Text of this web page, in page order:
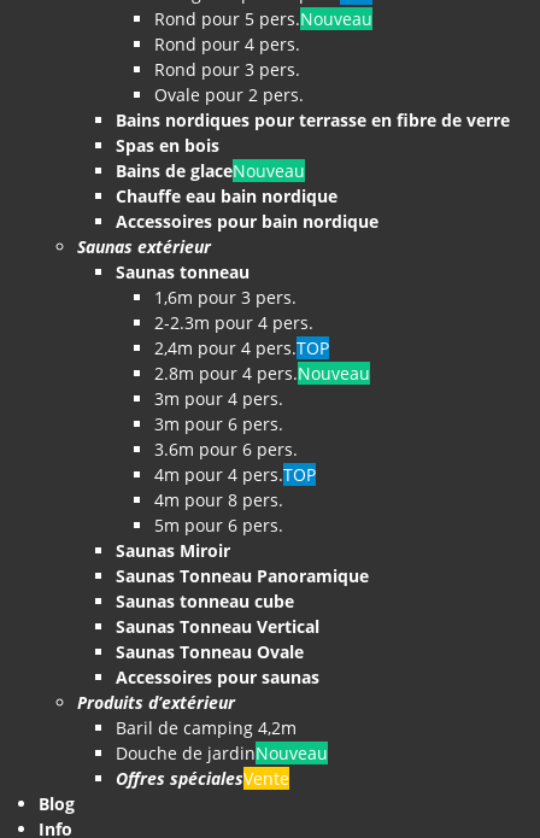
Rond pour 5 pers.Nouveau
Rond pour 4 pers.
Rond pour 3 pers.
Ovale pour 2 pers.
Bains nordiques pour terrasse en fibre de verre
Spas en bois
Bains de glaceNouveau
Chauffe eau bain nordique
Accessoires pour bain nordique
Saunas extérieur
Saunas tonneau
1,6m pour 3 pers.
2-2.3m pour 4 pers.
2,4m pour 4 pers.TOP
2.8m pour 4 pers.Nouveau
3m pour 4 pers.
3m pour 6 pers.
3.6m pour 6 pers.
4m pour 4 pers.TOP
4m pour 8 pers.
5m pour 6 pers.
Saunas Miroir
Saunas Tonneau Panoramique
Saunas tonneau cube
Saunas Tonneau Vertical
Saunas Tonneau Ovale
Accessoires pour saunas
Produits d’extérieur
Baril de camping 4,2m
Douche de jardinNouveau
Offres spécialesVente
Blog
Info